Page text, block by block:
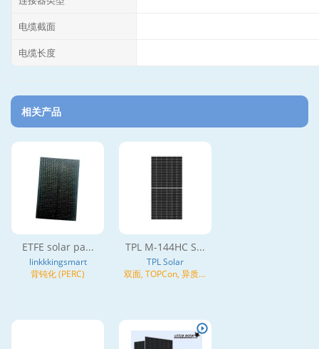
电缆截面
电缆长度
相关产品
ETFE solar pa...
linkkkingsmart
背钝化 (PERC)
TPL M-144HC S...
TPL Solar
双面, TOPCon, 异质结